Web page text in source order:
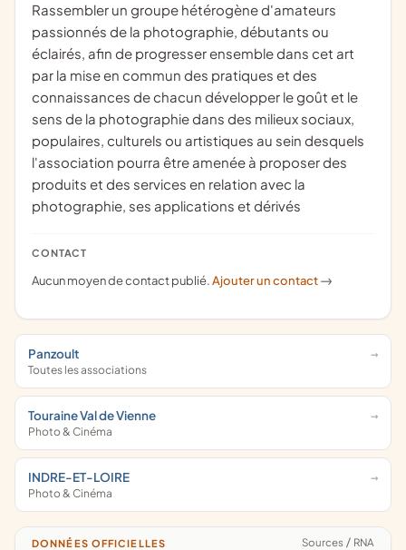
rassembler un groupe hétérogène d'amateurs
passionnés de la photographie, débutants ou
éclairés, afin de progresser ensemble dans cet art
par la mise en commun des pratiques et des
connaissances de chacun développer le goût et le
sens de la photographie dans des milieux sociaux,
populaires, culturels ou artistiques au sein desquels
l'association pourra être amenée à proposer des
produits et des services en relation avec la
photographie, ses applications et dérivés
CONTACT
Aucun moyen de contact publié.Ajouter un contact ->
Panzoult
Toutes les associations
Touraine Val de Vienne
Photo & Cinéma
INDRE-ET-LOIRE
Photo & Cinéma
DONNÉES OFFICIELLES Sources / RNA